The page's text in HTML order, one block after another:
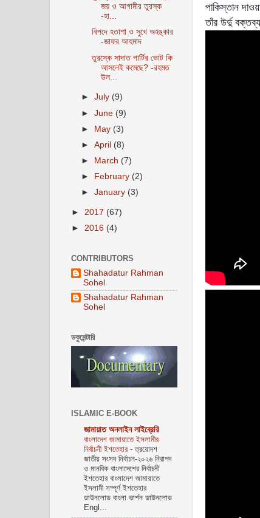
পাকিস্তান
তাঁর উর্দু
জয় ও আগামীর তুরস্ক
-হা...
বিপদে হতাশা ও সুখে অহঙ্কার
-জাফর আহমাদ
তুরস্কে সাদাত পার্টির ভোট কি
আসলেই কমেছে? -রহমত
উল...
►July (9)
►June (9)
► May (3)
►April (8)
►
March (7)
►
February (2)
►January (3)
► 2017 (67)
► 2016 (4)
CONTRIBUTORS
Shahadatur Rahman
Sohel
Shahadatur Rahman
Sohel
ডকুমেন্টারি
ISLAMIC E-BOOK
জামায়াত অনলাইন লাইব্রেরি
বাংলাদেশ জামায়াতে ইসলামীর
নির্বাচনী ইশতেহার -ত্রয়োদশ
জাতীয় সংসদ নির্বাচন-২০২৬ নিরাপদ
ও মানবিক বাংলাদেশের নির্বাচনী
ইশতেহার বাংলাদেশ জামায়াতে
ইসলামী সম্পূর্ণ ইশতেহার
ডাউনলোড বাংলা ভার্শন ডাউনলোড
Engl...